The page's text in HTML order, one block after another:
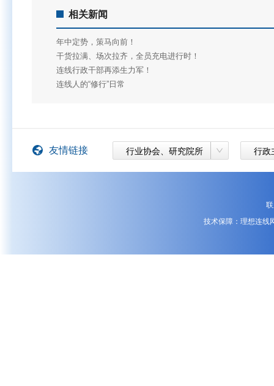
线董事长郑育高，区委常委、统战部部长柴文乐，省知联会副会长、省发展规
统战部部务会议成员、二级巡视员胡德斌，省知联会副会长、中汇税务师事务
相关新闻
年中定势，策马向前！
干货拉满、场次拉齐，全员充电进行时！
连线行政干部再添生力军！
连线人的“修行”日常
友情链接 行业协会、研究院所 行政
技术保障：理想连线